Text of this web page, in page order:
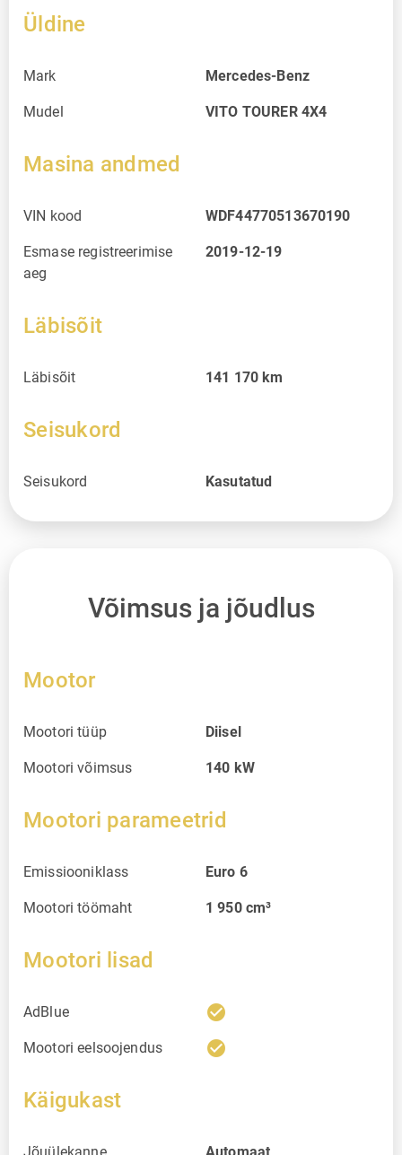
Üldine
Mark Mercedes-Benz
Mudel VITO TOURER 4X4
Masina andmed
VIN kood WDF44770513670190
Esmase registreerimise
aeg
2019-12-19
Läbisõit
Läbisõit 141 170 km
Seisukord
Seisukord Kasutatud
Võimsus ja jõudlus
Mootor
Mootori tüüp Diisel
Mootori võimsus 140 kW
Mootori parameetrid
Emissiooniklass Euro 6
Mootori töömaht 1 950 cm³
Mootori lisad
AdBlue check_circle
Mootori eelsoojendus check_circle
Käigukast
Jõuülekanne Automaat